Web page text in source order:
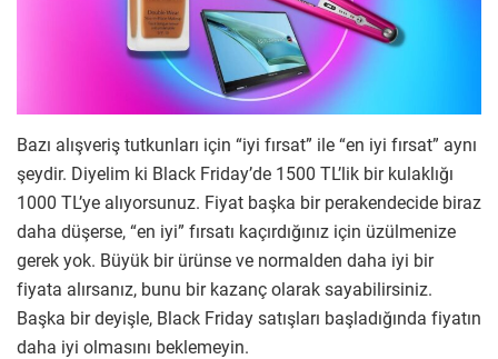
Bazı alışveriş tutkunları için “iyi fırsat” ile “en iyi fırsat” aynı
şeydir. Diyelim ki Black Friday’de 1500 TL’lik bir kulaklığı
1000 TL’ye alıyorsunuz. Fiyat başka bir perakendecide biraz
daha düşerse, “en iyi” fırsatı kaçırdığınız için üzülmenize
gerek yok. Büyük bir ürünse ve normalden daha iyi bir
fiyata alırsanız, bunu bir kazanç olarak sayabilirsiniz.
Başka bir deyişle, Black Friday satışları başladığında fiyatın
daha iyi olmasını beklemeyin.